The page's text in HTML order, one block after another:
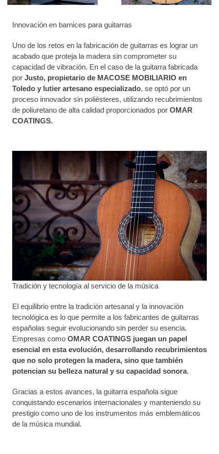
Innovación en barnices para guitarras
Uno de los retos en la fabricación de guitarras es lograr un
acabado que proteja la madera sin comprometer su
capacidad de vibración. En el caso de la guitarra fabricada
por Justo, propietario de MACOSE MOBILIARIO en
Toledo y lutier artesano especializado, se optó por un
proceso innovador sin poliésteres, utilizando recubrimientos
de poliuretano de alta calidad proporcionados por OMAR
COATINGS.
Tradición y tecnología al servicio de la música
El equilibrio entre la tradición artesanal y la innovación
tecnológica es lo que permite a los fabricantes de guitarras
españolas seguir evolucionando sin perder su esencia.
Empresas como OMAR COATINGS juegan un papel
esencial en esta evolución, desarrollando recubrimientos
que no solo protegen la madera, sino que también
potencian su belleza natural y su capacidad sonora.
Gracias a estos avances, la guitarra española sigue
conquistando escenarios internacionales y manteniendo su
prestigio como uno de los instrumentos más emblemáticos
de la música mundial.